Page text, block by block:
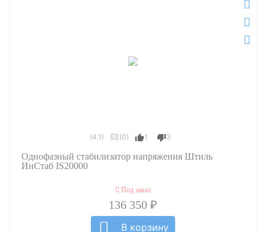
(4.1) (0) 1 3
Однофазный стабилизатор напряжения Штиль
ИнСтаб IS20000
Под заказ
136 350 ₽
В корзину